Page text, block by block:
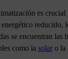
es
reducido,
se encuentran
como la solar o la